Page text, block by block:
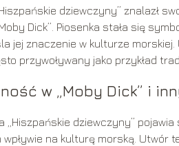
dziewczyny” znalazł
Dick”. Piosenka stała się
jej znaczenie w kulturze
przywoływany jako przykład
w „Moby Dick” i
„Hiszpańskie dziewczyny”
wpływie na kulturę morską.